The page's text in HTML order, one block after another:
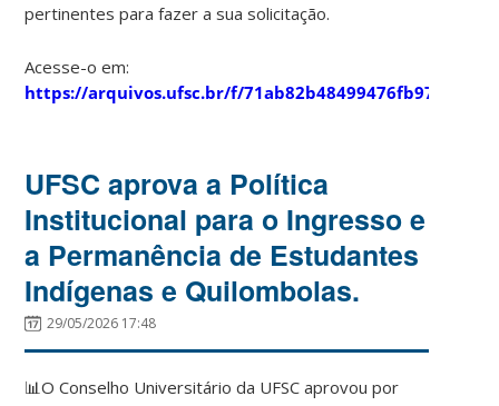
pertinentes para fazer a sua solicitação.
Acesse-o em:
https://arquivos.ufsc.br/f/71ab82b48499476fb97e/
UFSC aprova a Política
Institucional para o Ingresso e
a Permanência de Estudantes
Indígenas e Quilombolas.
29/05/2026 17:48
📊O Conselho Universitário da UFSC aprovou por